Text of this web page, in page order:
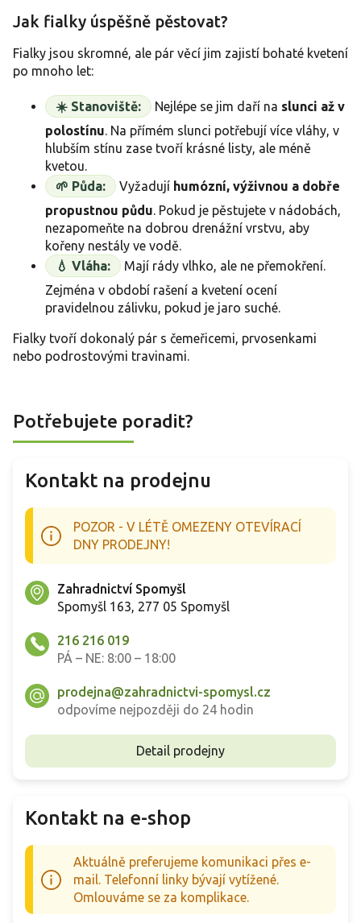
Jak fialky úspěšně pěstovat?
Fialky jsou skromné, ale pár věcí jim zajistí bohaté kvetení
po mnoho let:
☀️ Stanoviště: Nejlépe se jim daří na slunci až v
polostínu. Na přímém slunci potřebují více vláhy, v
hlubším stínu zase tvoří krásné listy, ale méně
kvetou.
🌱 Půda:
Vyžadují humózní, výživnou a dobře
propustnou půdu. Pokud je pěstujete v nádobách,
nezapomeňte na dobrou drenážní vrstvu, aby
kořeny nestály ve vodě.
💧 Vláha:
Mají rády vlhko, ale ne přemokření.
Zejména v období rašení a kvetení ocení
pravidelnou zálivku, pokud je jaro suché.
Fialky tvoří dokonalý pár s čemeřicemi, prvosenkami
nebo podrostovými travinami.
Potřebujete poradit?
Kontakt na prodejnu
POZOR - V LÉTĚ OMEZENY OTEVÍRACÍ
DNY PRODEJNY!
Zahradnictví Spomyšl
Spomyšl 163, 277 05 Spomyšl
216 216 019
PÁ – NE: 8:00 – 18:00
prodejna@zahradnictvi-spomysl.cz
odpovíme nejpozději do 24 hodin
Detail prodejny
Kontakt na e-shop
Aktuálně preferujeme komunikaci přes e-
mail. Telefonní linky bývají vytížené.
Omlouváme se za komplikace.